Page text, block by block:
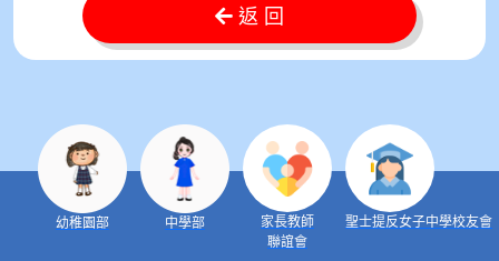
返 回
幼稚園部 中學部
家長教師
聯誼會
聖士提反女子中學校友會